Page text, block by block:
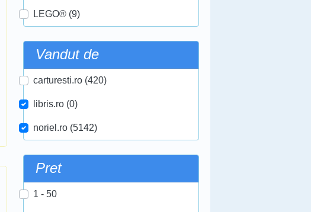
LEGO® (9)
Vandut de
carturesti.ro (420)
libris.ro (0)
noriel.ro (5142)
Pret
1 - 50